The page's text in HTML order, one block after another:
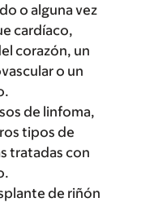
o alguna vez
cardíaco,
corazón, un
o un
de linfoma,
tipos de
tratadas con
de riñón